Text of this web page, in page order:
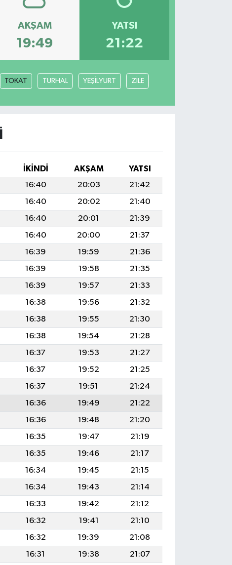
AKŞAM
19:49
YATSI
21:22
TOKAT TURHAL YEŞİLYURT ZİLE
İKINDI AKŞAM
YATSI
16:40 20:03
21:42
16:40 20:02
21:40
16:40 20:01
21:39
16:40 20:00
21:37
16:39 19:59
21:36
16:39 19:58
21:35
16:39 19:57
21:33
16:38 19:56
21:32
16:38 19:55
21:30
16:38 19:54
21:28
16:37 19:53
21:27
16:37 19:52
21:25
16:37 19:51
21:24
16:36 19:49
21:22
16:36 19:48
21:20
16:35 19:47
21:19
16:35 19:46
21:17
16:34 19:45
21:15
16:34 19:43
21:14
16:33 19:42
21:12
16:32 19:41
21:10
16:32 19:39
21:08
16:31 19:38
21:07